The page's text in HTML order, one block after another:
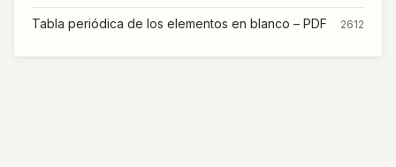
Tabla periódica de los elementos en blanco – PDF 2612